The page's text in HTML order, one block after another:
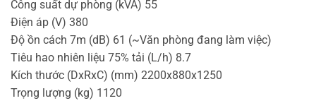
Công suất dự phòng (kVA) 55
Điện áp (V) 380
Độ ồn cách 7m (dB) 61 (~Văn phòng đang làm việc)
Tiêu hao nhiên liệu 75% tải (L/h) 8.7
Kích thước (DxRxC) (mm) 2200x880x1250
Trọng lượng (kg) 1120